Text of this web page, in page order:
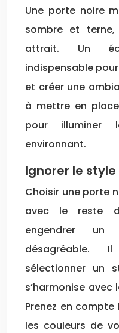
Une porte noire
sombre et
attrait. Un
indispensable
et créer une
à mettre en
pour illuminer
environnant.
Ignorer le
Choisir une porte
avec le reste
engendrer
sélectionner un
s’harmonise
Prenez en
les couleurs de